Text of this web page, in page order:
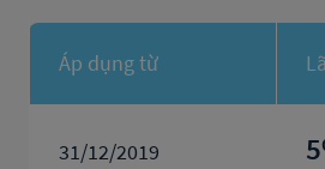
Áp dụng từ
31/12/2019 5